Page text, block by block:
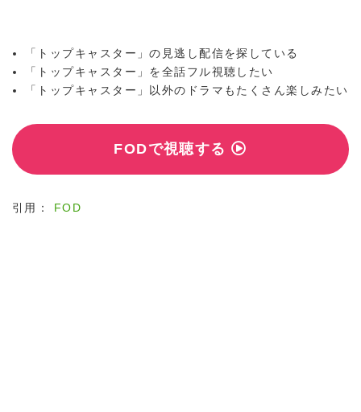
「トップキャスター」の見逃し配信を探している
「トップキャスター」を全話フル視聴したい
「トップキャスター」以外のドラマもたくさん楽しみたい
FODで視聴する
引用： FOD